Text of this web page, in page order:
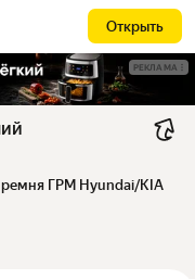
Открыть
РЕКЛАМА
ремня ГРМ Hyundai/KIA